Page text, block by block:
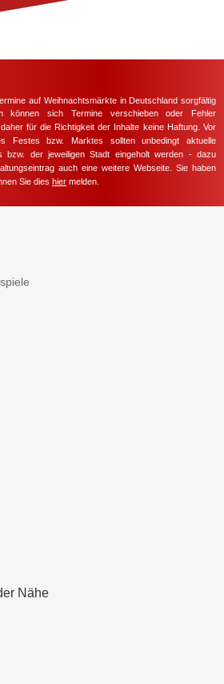
auf Weihnachtsmärkte in Deutschland sorgfältig
können sich Termine verschieben oder Fehler
für die Richtigkeit der Inhalte keine Haftung. Vor
Festes bzw. Marktes sollten unbedingt aktuelle
bzw. der jeweiligen Stadt eingeholt werden - dazu
auch eine weitere Webseite. Sie haben
Sie dies hier melden.
Nähe